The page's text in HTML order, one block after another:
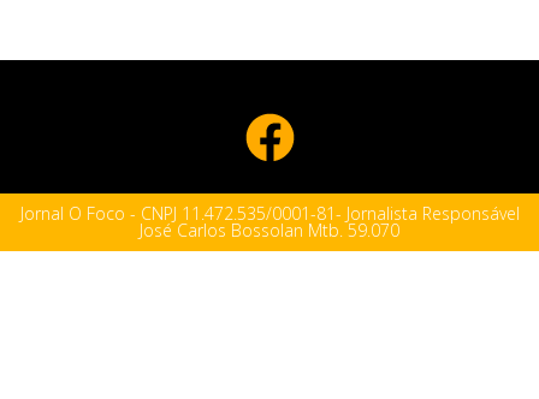
Jornal O Foco - CNPJ 11.472.535/0001-81- Jornalista Responsável
José Carlos Bossolan Mtb. 59.070